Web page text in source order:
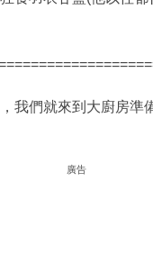
我們就來到大廚房準
廣告